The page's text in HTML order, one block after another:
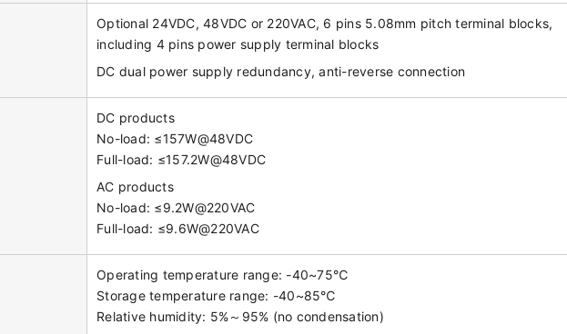
Optional 24VDC, 48VDC or 220VAC, 6 pins 5.08mm pitch terminal blocks,
including 4 pins power supply terminal blocks
DC dual power supply redundancy, anti-reverse connection
DC products
No-load: ≤157W@48VDC
Full-load: ≤157.2W@48VDC
AC products
No-load: ≤9.2W@220VAC
Full-load: ≤9.6W@220VAC
Operating temperature range: -40~75℃
Storage temperature range: -40~85℃
Relative humidity: 5%～95% (no condensation)